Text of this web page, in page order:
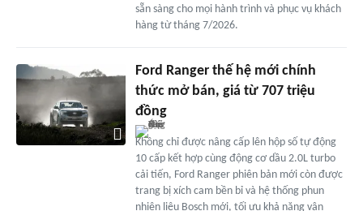
sẵn sàng cho mọi hành trình và phục vụ khách
hàng từ tháng 7/2026.
Ford Ranger thế hệ mới chính
thức mở bán, giá từ 707 triệu
đồng
Không chỉ được nâng cấp lên hộp số tự động
10 cấp kết hợp cùng động cơ dầu 2.0L turbo
cải tiến, Ford Ranger phiên bản mới còn được
trang bị xích cam bền bỉ và hệ thống phun
nhiên liệu Bosch mới, tối ưu khả năng vận